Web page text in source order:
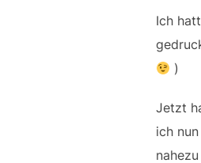
Ich
)
Jetzt
ich